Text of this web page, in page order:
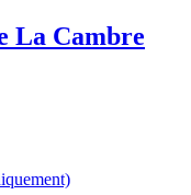
La Cambre